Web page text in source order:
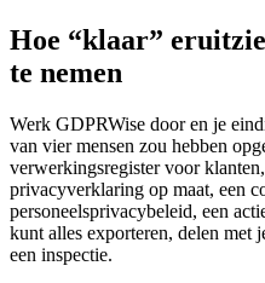
Hoe “klaar”
te nemen
Werk GDPRWise door en je
van vier mensen zou hebben
verwerkingsregister voor
privacyverklaring op maat, een
personeelsprivacybeleid, een
kunt alles exporteren, delen met
een inspectie.